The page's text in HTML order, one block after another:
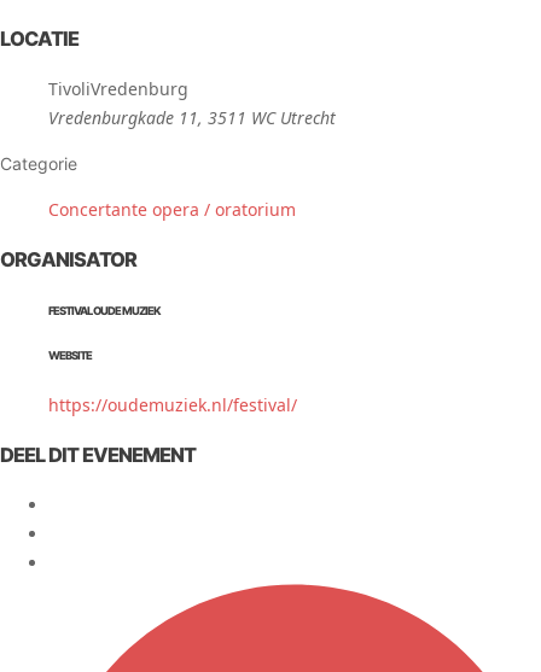
LOCATIE
TivoliVredenburg
Vredenburgkade 11, 3511 WC Utrecht
Categorie
Concertante opera / oratorium
ORGANISATOR
FESTIVAL OUDE MUZIEK
WEBSITE
https://oudemuziek.nl/festival/
DEEL DIT EVENEMENT